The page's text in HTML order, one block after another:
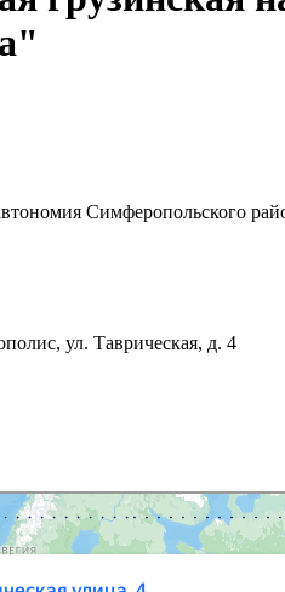
Симферопольского
ул. Таврическая, д. 4